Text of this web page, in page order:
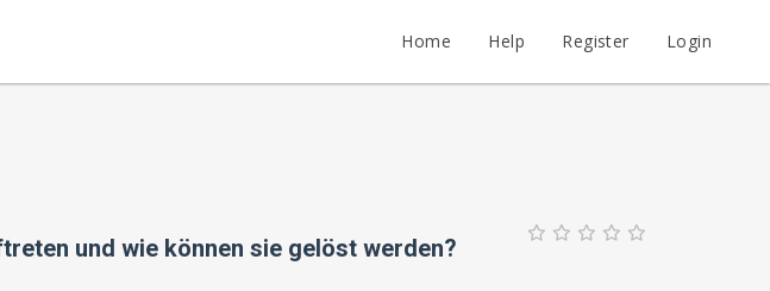
Home Help Register Login
und wie können sie gelöst werden?